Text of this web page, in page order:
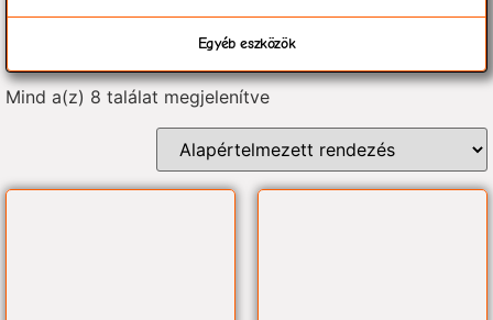
Egyéb eszközök
Mind a(z) 8 találat megjelenítve